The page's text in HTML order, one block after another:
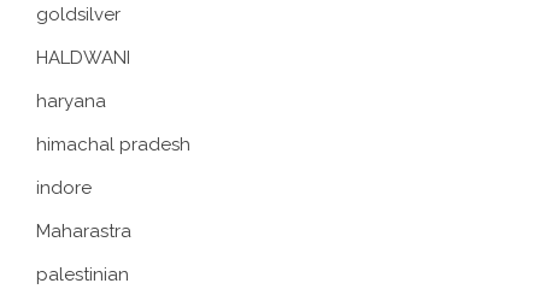
goldsilver
HALDWANI
haryana
himachal pradesh
indore
Maharastra
palestinian